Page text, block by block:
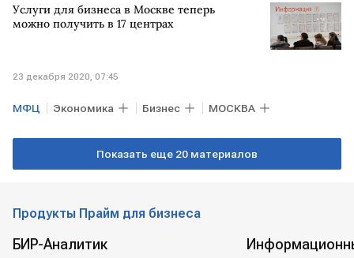
Услуги для бизнеса в Москве теперь
можно получить в 17 центрах
23 декабря 2020, 07:45
МФЦ Экономика Бизнес МОСКВА
Показать еще 20 материалов
Продукты Прайм для бизнеса
БИР-Аналитик